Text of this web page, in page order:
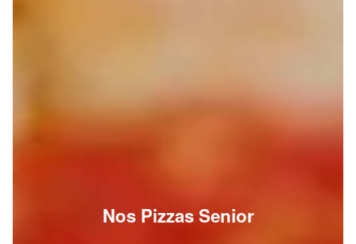
Nos Pizzas Senior